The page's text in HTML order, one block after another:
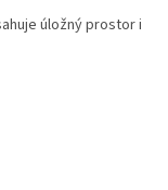
úložný prostor i